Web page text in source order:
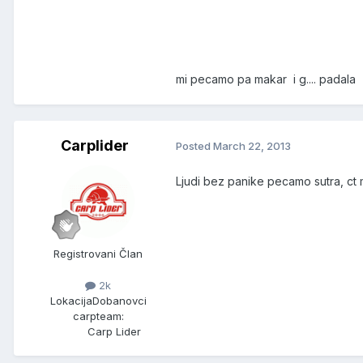
mi pecamo pa makar i g.... padala
Carplider
Registrovani Član
2k
LokacijaDobanovci
carpteam:
Carp Lider
Posted March 22, 2013
Ljudi bez panike pecamo sutra,